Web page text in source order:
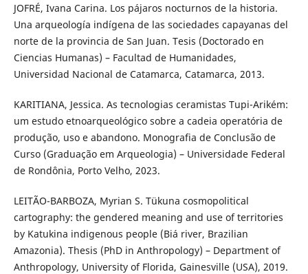
JOFRÉ, Ivana Carina. Los pájaros nocturnos de la historia.
Una arqueología indígena de las sociedades capayanas del
norte de la provincia de San Juan. Tesis (Doctorado en
Ciencias Humanas) – Facultad de Humanidades,
Universidad Nacional de Catamarca, Catamarca, 2013.
KARITIANA, Jessica. As tecnologias ceramistas Tupi-Arikém:
um estudo etnoarqueológico sobre a cadeia operatória de
produção, uso e abandono. Monografia de Conclusão de
Curso (Graduação em Arqueologia) – Universidade Federal
de Rondônia, Porto Velho, 2023.
LEITÃO-BARBOZA, Myrian S. Tükuna cosmopolitical
cartography: the gendered meaning and use of territories
by Katukina indigenous people (Biá river, Brazilian
Amazonia). Thesis (PhD in Anthropology) – Department of
Anthropology, University of Florida, Gainesville (USA), 2019.